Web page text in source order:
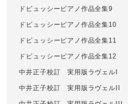
ドビュッシーピアノ作品全集9
ドビュッシーピアノ作品全集10
ドビュッシーピアノ作品全集11
ドビュッシーピアノ作品全集12
中井正子校訂 実用版ラヴェルI
中井正子校訂 実用版ラヴェルII